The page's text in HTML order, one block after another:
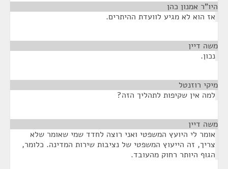
היו"ר אמנון כהן
אז הוא לא מגיע לוועדת ההיתרים.
משה דיין
נכון.
מיקי רוזנטל
למה אין שקיפות לתהליך הזה?
משה דיין
אומר לי היועץ המשפטי ואני רוצה לחדד שמי שאומר שלא
צריך, זה הייעוץ המשפטי של נציבות שירות המדינה. כלומר,
הגוף היותר רחוק מהעובד.